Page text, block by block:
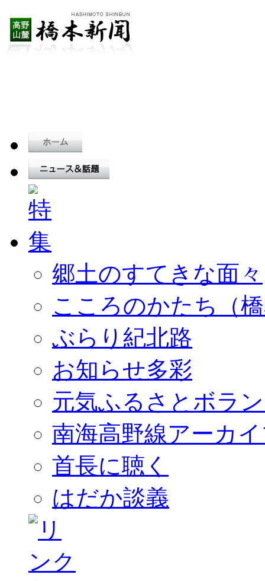
郷土のすてきな面々
こころのかたち（
ぶらり紀北路
お知らせ多彩
元気ふるさとボラ
南海高野線アーカ
首長に聴く
はだか談義